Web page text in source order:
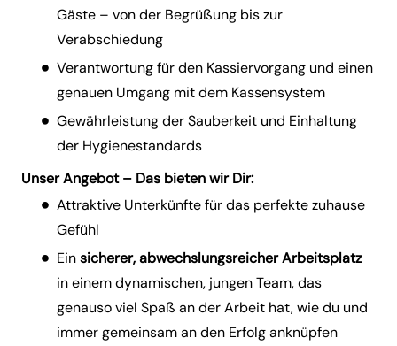
Gäste – von der Begrüßung bis zur
Verabschiedung
Verantwortung für den Kassiervorgang und einen
genauen Umgang mit dem Kassensystem
Gewährleistung der Sauberkeit und Einhaltung
der Hygienestandards
Unser Angebot – Das bieten wir Dir:
Attraktive Unterkünfte für das perfekte zuhause
Gefühl
Einsicherer, abwechslungsreicher Arbeitsplatz
in einem dynamischen, jungen Team, das
genauso viel Spaß an der Arbeit hat, wie du und
immer gemeinsam an den Erfolg anknüpfen